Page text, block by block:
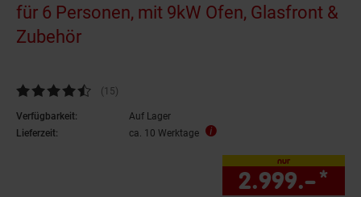
für 6 Personen, mit 9kW Ofen, Glasfront &
Zubehör
Kundenbewertung: 4,27 von 5 Sternen
(15Kundenbewertungen
)
Verfügbarkeit:
Auf Lager
Lieferzeit:
ca. 10 Werktage
nur
2.999.–*